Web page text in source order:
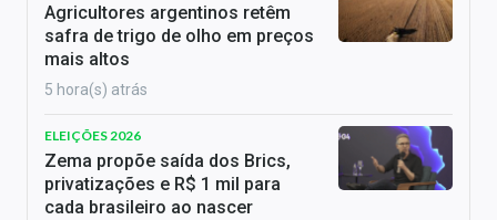
Agricultores argentinos retêm
safra de trigo de olho em preços
mais altos
5 hora(s) atrás
ELEIÇÕES 2026
Zema propõe saída dos Brics,
privatizações e R$ 1 mil para
cada brasileiro ao nascer